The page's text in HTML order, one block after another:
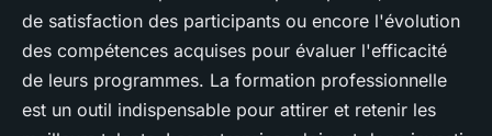
de satisfaction des participants ou encore l'évolution
des compétences acquises pour évaluer l'efficacité
de leurs programmes. La formation professionnelle
est un outil indispensable pour attirer et retenir les